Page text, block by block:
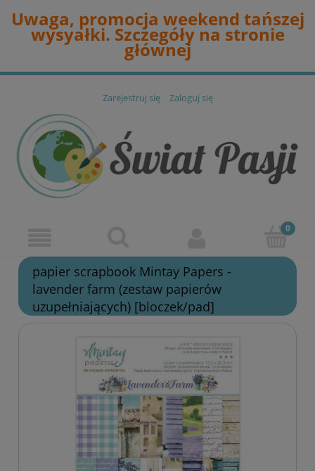
Uwaga, promocja weekend tańszej
wysyałki. Szczegóły na stronie
głównej
Zarejestruj się Zaloguj się
papier scrapbook Mintay Papers -
lavender farm (zestaw papierów
uzupełniających) [bloczek/pad]